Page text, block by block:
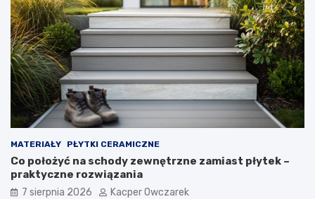
MATERIAŁY PŁYTKI CERAMICZNE
Co położyć na schody zewnętrzne zamiast płytek –
praktyczne rozwiązania
7 sierpnia 2026 Kacper Owczarek